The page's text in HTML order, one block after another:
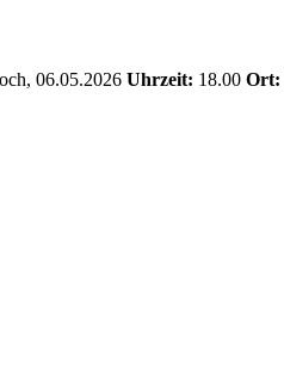
06.05.2026 Uhrzeit: 18.00 Ort: